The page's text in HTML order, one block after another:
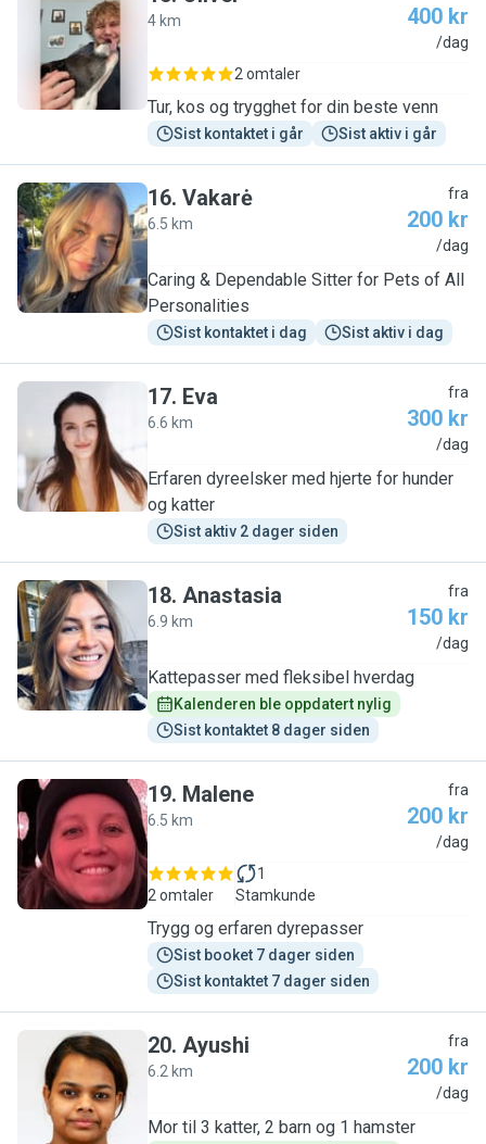
O
4 km 400 kr
/dag
2 omtaler
Tur, kos og trygghet for din beste venn
Sist kontaktet i går Sist aktiv i går
V
16. Vakarė
6.5 km
fra
200 kr
/dag
Caring & Dependable Sitter for Pets of All
Personalities
Sist kontaktet i dag Sist aktiv i dag
E
17. Eva
6.6 km
fra
300 kr
/dag
Erfaren dyreelsker med hjerte for hunder
og katter
Sist aktiv 2 dager siden
A
18. Anastasia
6.9 km
fra
150 kr
/dag
Kattepasser med fleksibel hverdag
Kalenderen ble oppdatert nylig
Sist kontaktet 8 dager siden
M
19. Malene
6.5 km
fra
200 kr
/dag
2 omtaler
1
Stamkunde
Trygg og erfaren dyrepasser
Sist booket 7 dager siden
Sist kontaktet 7 dager siden
A
20. Ayushi
6.2 km
fra
200 kr
/dag
Mor til 3 katter, 2 barn og 1 hamster